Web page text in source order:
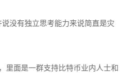
没有独立思考能力来说简直是灾
里面是一群支持比特币业内人士和